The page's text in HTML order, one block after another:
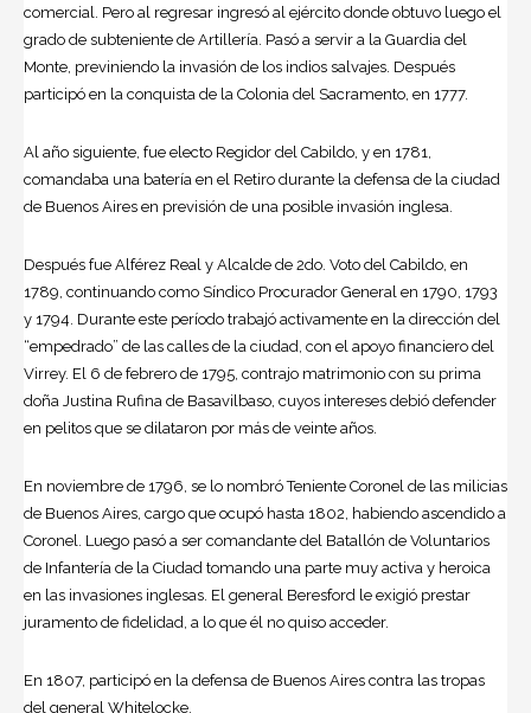
comercial. Pero al regresar ingresó al ejército donde obtuvo luego el
grado de subteniente de Artillería. Pasó a servir a la Guardia del
Monte, previniendo la invasión de los indios salvajes. Después
participó en la conquista de la Colonia del Sacramento, en 1777.
Al año siguiente, fue electo Regidor del Cabildo, y en 1781,
comandaba una batería en el Retiro durante la defensa de la ciudad
de Buenos Aires en previsión de una posible invasión inglesa.
Después fue Alférez Real y Alcalde de 2do. Voto del Cabildo, en
1789, continuando como Síndico Procurador General en 1790, 1793
y 1794. Durante este período trabajó activamente en la dirección del
“empedrado” de las calles de la ciudad, con el apoyo financiero del
Virrey. El 6 de febrero de 1795, contrajo matrimonio con su prima
doña Justina Rufina de Basavilbaso, cuyos intereses debió defender
en pelitos que se dilataron por más de veinte años.
En noviembre de 1796, se lo nombró Teniente Coronel de las milicias
de Buenos Aires, cargo que ocupó hasta 1802, habiendo ascendido a
Coronel. Luego pasó a ser comandante del Batallón de Voluntarios
de Infantería de la Ciudad tomando una parte muy activa y heroica
en las invasiones inglesas. El general Beresford le exigió prestar
juramento de fidelidad, a lo que él no quiso acceder.
En 1807, participó en la defensa de Buenos Aires contra las tropas
del general Whitelocke.